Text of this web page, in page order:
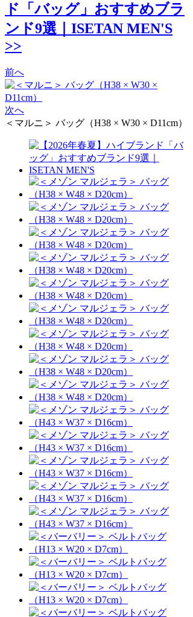
ド「バッグ」おすすめブラ
ンド9選｜ISETAN MEN'S
>>
前へ
次へ
＜マルニ＞ バッグ（H38 × W30 × D11cm）